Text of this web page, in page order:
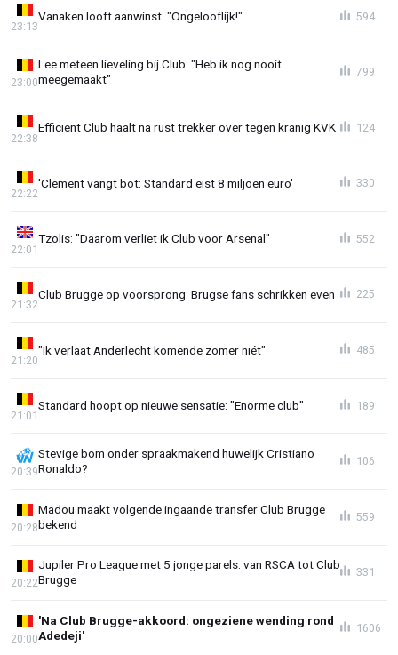
Vanaken looft aanwinst: "Ongelooflijk!"
23:13
594
Lee meteen lieveling bij Club: "Heb ik nog nooit
meegemaakt"
23:00
799
Efficiënt Club haalt na rust trekker over tegen kranig KVK
22:38
124
'Clement vangt bot: Standard eist 8 miljoen euro'
22:22
330
Tzolis: "Daarom verliet ik Club voor Arsenal"
22:01
552
Club Brugge op voorsprong: Brugse fans schrikken even
21:32
225
"Ik verlaat Anderlecht komende zomer niét"
21:20
485
Standard hoopt op nieuwe sensatie: "Enorme club"
21:01
189
Stevige bom onder spraakmakend huwelijk Cristiano
Ronaldo?
20:39
106
Madou maakt volgende ingaande transfer Club Brugge
bekend
20:28
559
Jupiler Pro League met 5 jonge parels: van RSCA tot Club
Brugge
20:22
331
'Na Club Brugge-akkoord: ongeziene wending rond
Adedeji'
20:00
1606